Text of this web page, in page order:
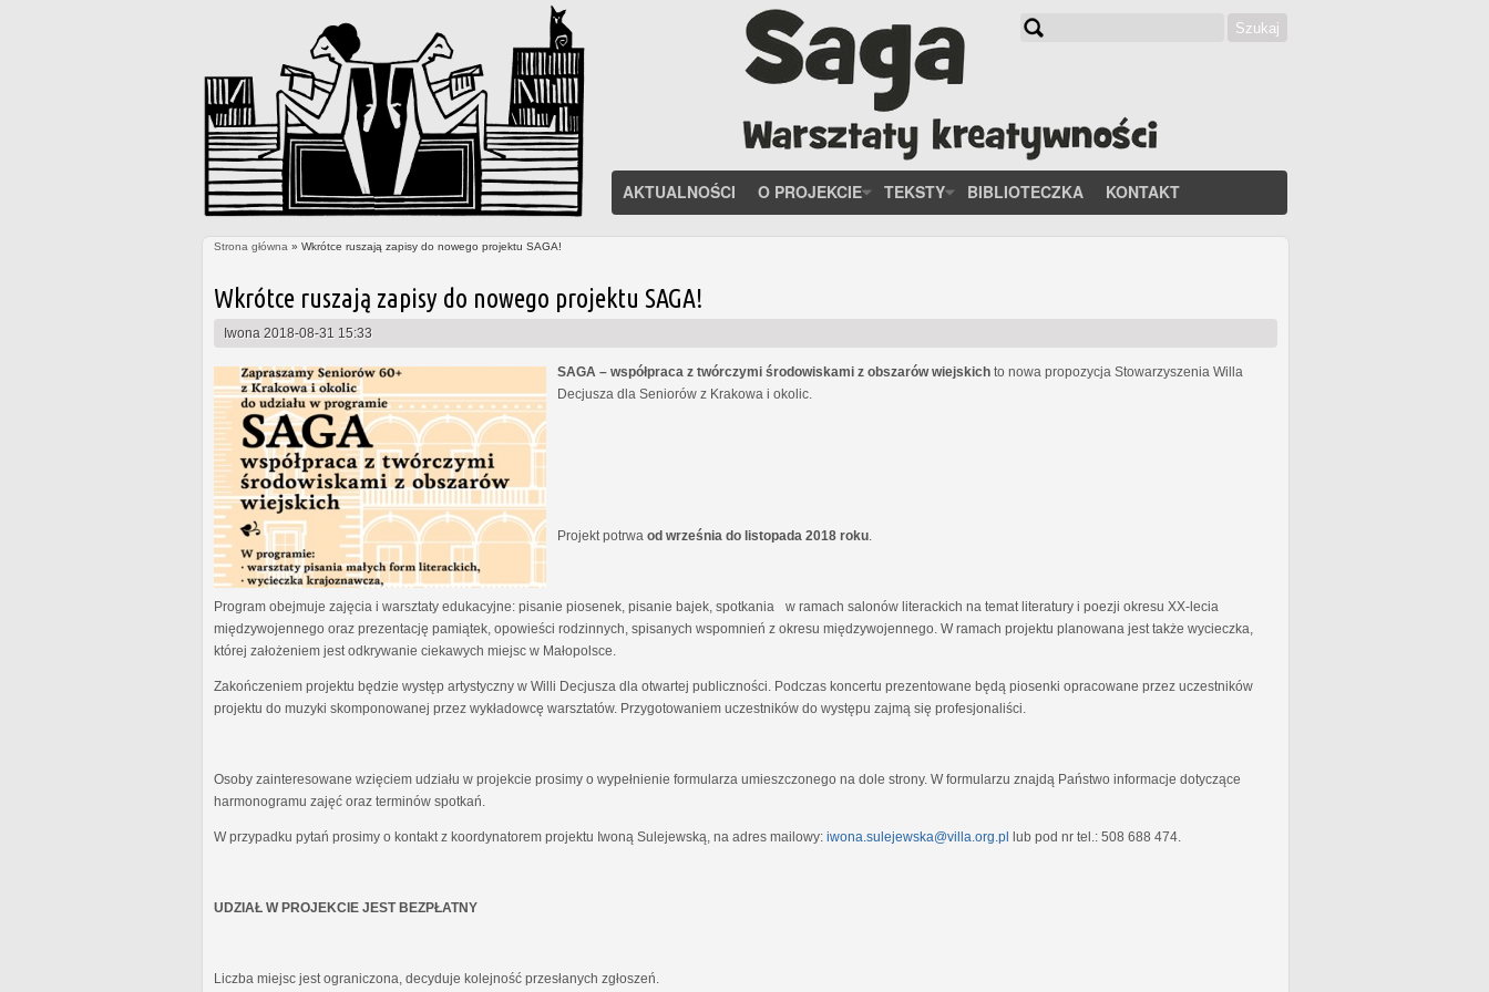
Szukaj
AKTUALNOŚCI O PROJEKCIE TEKSTY BIBLIOTECZKA KONTAKT
Strona główna » Wkrótce ruszają zapisy do nowego projektu SAGA!
Wkrótce ruszają zapisy do nowego projektu SAGA!
Iwona 2018-08-31 15:33
SAGA – współpraca z twórczymi środowiskami z obszarów wiejskich to nowa propozycja Stowarzyszenia Willa
Decjusza dla Seniorów z Krakowa i okolic.
Projekt potrwa od września do listopada 2018 roku
Program obejmuje zajęcia i warsztaty edukacyjne: pisanie piosenek, pisanie bajek, spotkania w ramach salonów literackich na temat literatury i poezji okresu XX-lecia
międzywojennego oraz prezentację pamiątek, opowieści rodzinnych, spisanych wspomnień z okresu międzywojennego. W ramach projektu planowana jest także wycieczka,
której założeniem jest odkrywanie ciekawych miejsc w Małopolsce.
Zakończeniem projektu będzie występ artystyczny w Willi Decjusza dla otwartej publiczności. Podczas koncertu prezentowane będą piosenki opracowane przez uczestników
projektu do muzyki skomponowanej przez wykładowcę warsztatów. Przygotowaniem uczestników do występu zajmą się profesjonaliści.
Osoby zainteresowane wzięciem udziału w projekcie prosimy o wypełnienie formularza umieszczonego na dole strony. W formularzu znajdą Państwo informacje dotyczące
harmonogramu zajęć oraz terminów spotkań.
W przypadku pytań prosimy o kontakt z koordynatorem projektu Iwoną Sulejewską, na adres mailowy: iwona.sulejewska@villa.org.pl lub pod nr tel.: 508 688 474.
UDZIAŁ W PROJEKCIE JEST BEZPŁATNY
Liczba miejsc jest ograniczona, decyduje kolejność przesłanych zgłoszeń.